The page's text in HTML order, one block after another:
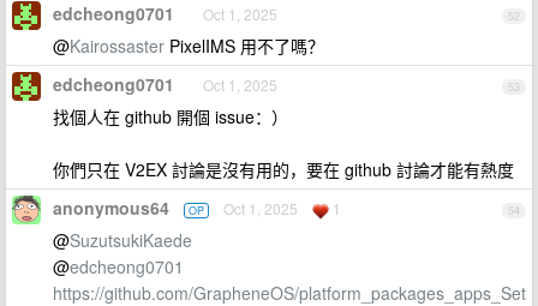
52
edcheong0701 Oct 1, 2025
@Kairossaster PixelIMS 用不了嗎？
53
edcheong0701 Oct 1, 2025
找個人在 github 開個 issue：）
你們只在 V2EX 討論是沒有用的，要在 github 討論才能有熱度
54
anonymous64 OP Oct 1, 2025 1
@SuzutsukiKaede
@edcheong0701
https://github.com/GrapheneOS/platform_packages_apps_Set